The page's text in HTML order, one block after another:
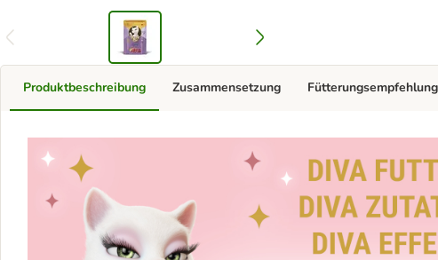
Produktbeschreibung Zusammensetzung Fütterungsempfehlung